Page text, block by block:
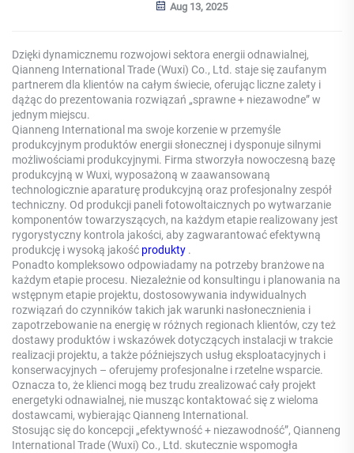
Aug 13, 2025
Dzięki dynamicznemu rozwojowi sektora energii odnawialnej,
Qianneng International Trade (Wuxi) Co., Ltd. staje się zaufanym
partnerem dla klientów na całym świecie, oferując liczne zalety i
dążąc do prezentowania rozwiązań „sprawne + niezawodne” w
jednym miejscu.
Qianneng International ma swoje korzenie w przemyśle
produkcyjnym produktów energii słonecznej i dysponuje silnymi
możliwościami produkcyjnymi. Firma stworzyła nowoczesną bazę
produkcyjną w Wuxi, wyposażoną w zaawansowaną
technologicznie aparaturę produkcyjną oraz profesjonalny zespół
techniczny. Od produkcji paneli fotowoltaicznych po wytwarzanie
komponentów towarzyszących, na każdym etapie realizowany jest
rygorystyczny kontrola jakości, aby zagwarantować efektywną
produkcję i wysoką jakość produkty .
Ponadto kompleksowo odpowiadamy na potrzeby branżowe na
każdym etapie procesu. Niezależnie od konsultingu i planowania na
wstępnym etapie projektu, dostosowywania indywidualnych
rozwiązań do czynników takich jak warunki nasłonecznienia i
zapotrzebowanie na energię w różnych regionach klientów, czy też
dostawy produktów i wskazówek dotyczących instalacji w trakcie
realizacji projektu, a także późniejszych usług eksploatacyjnych i
konserwacyjnych – oferujemy profesjonalne i rzetelne wsparcie.
Oznacza to, że klienci mogą bez trudu zrealizować cały projekt
energetyki odnawialnej, nie musząc kontaktować się z wieloma
dostawcami, wybierając Qianneng International.
Stosując się do koncepcji „efektywność + niezawodność”, Qianneng
International Trade (Wuxi) Co., Ltd. skutecznie wspomogła